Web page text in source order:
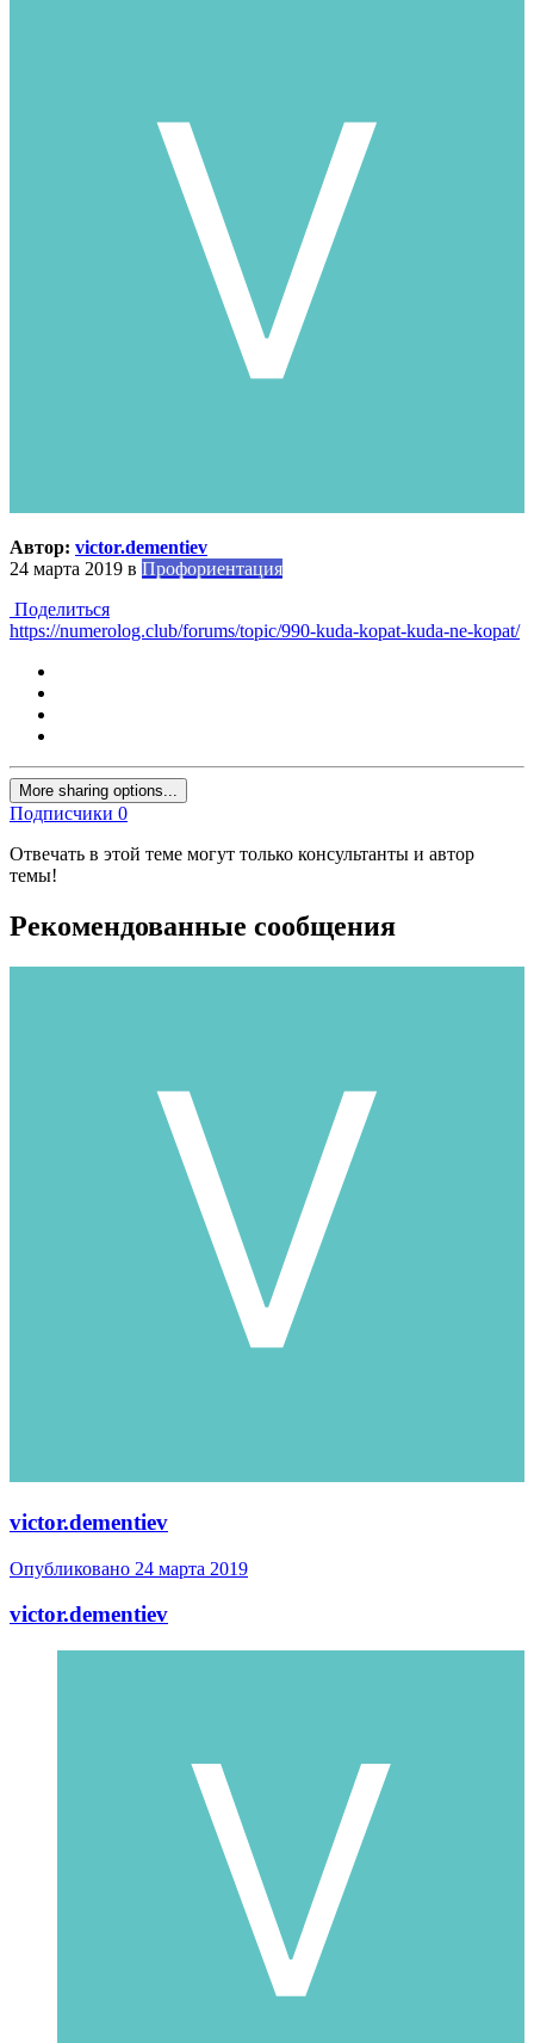
Автор: victor.dementiev
24 марта 2019 в Профориентация
Поделиться
https://numerolog.club/forums/topic/990-kuda-kopat-kuda-ne-kopat/
More sharing options...
Подписчики 0
Отвечать в этой теме могут только консультанты и автор
темы!
Рекомендованные сообщения
victor.dementiev
Опубликовано 24 марта 2019
victor.dementiev